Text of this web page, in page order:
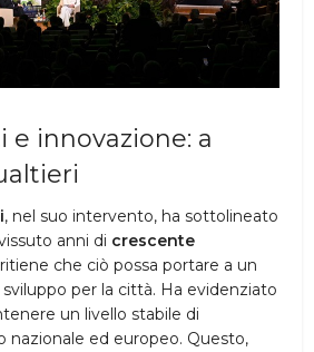
innovazione: a
, nel suo intervento, ha sottolineato
anni di crescente
che ciò possa portare a un
per la città. Ha evidenziato
un livello stabile di
nazionale ed europeo. Questo,